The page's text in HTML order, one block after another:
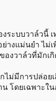
ะบบวาล์วนี้
งแม่นยำ ไม่เ
งวาล์วที่มักเ
ม่มีการปล่อย
โดยเฉพาะใ